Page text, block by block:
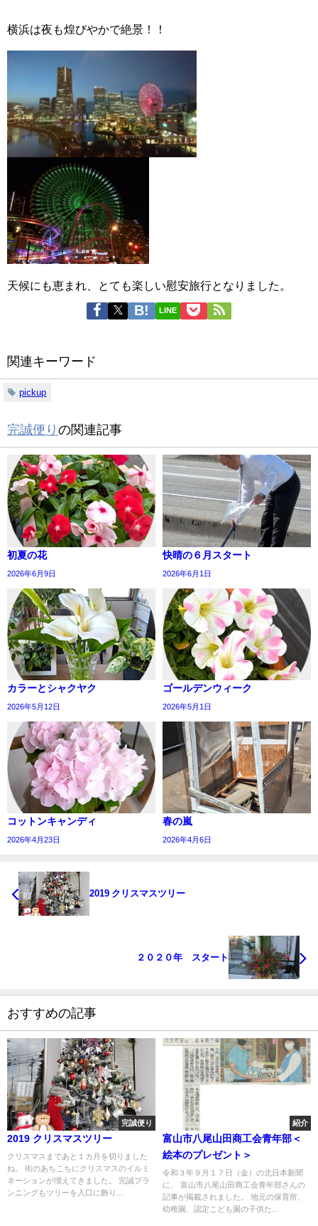
横浜は夜も煌びやかで絶景！！
天候にも恵まれ、とても楽しい慰安旅行となりました。
LINE
関連キーワード
pickup
完誠便り の関連記事
初夏の花
2026年6月9日
快晴の６月スタート
2026年6月1日
カラーとシャクヤク
2026年5月12日
ゴールデンウィーク
2026年5月1日
コットンキャンディ
2026年4月23日
春の嵐
2026年4月6日
2019 クリスマスツリー
２０２０年 スタート
おすすめの記事
完誠便り
2019 クリスマスツリー
クリスマスまであと１カ月を切りました
ね。 街のあちこちにクリスマスのイルミ
ネーションが増えてきました。 完誠プラ
ンニングもツリーを入口に飾り...
紹介
富山市八尾山田商工会青年部＜
絵本のプレゼント＞
令和３年９月１７日（金）の北日本新聞
に、 富山市八尾山田商工会青年部さんの
記事が掲載されました。 地元の保育所、
幼稚園、認定こども園の子供た...